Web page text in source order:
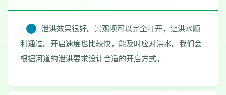
泄洪效果很好。景观坝可以完全打开，让洪水顺
利通过。开启速度也比较快，能及时应对洪水。我们会
根据河道的泄洪要求设计合适的开启方式。